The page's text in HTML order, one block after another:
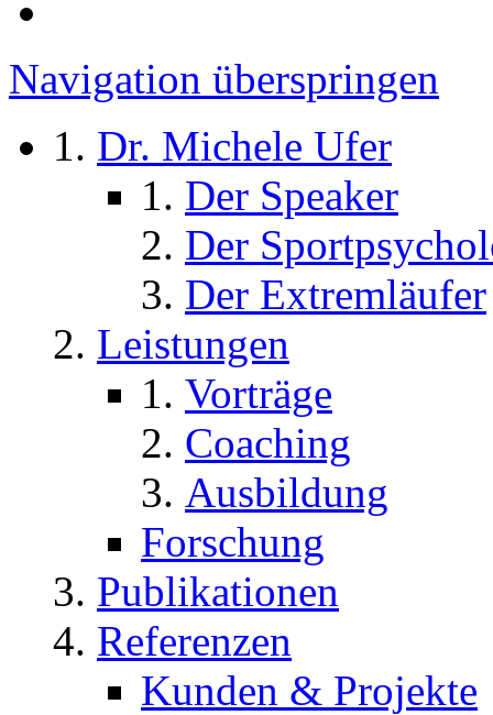
Navigation überspringen
Dr. Michele Ufer
Der Speaker
Der
Der Extremläufer
Leistungen
Vorträge
Coaching
Ausbildung
Forschung
Publikationen
Referenzen
Kunden & Projekte